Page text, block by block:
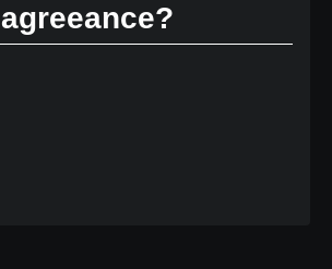
agreeance?